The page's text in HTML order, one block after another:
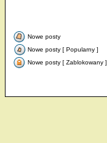
Nowe posty
Nowe posty [ Popularny ]
Nowe posty [ Zablokowany ]